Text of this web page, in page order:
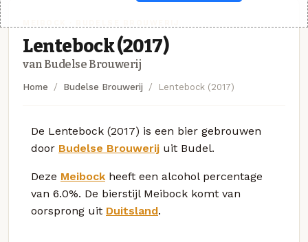
Lentebock (2017)
van Budelse Brouwerij
Home Budelse Brouwerij Lentebock (2017)
De Lentebock (2017) is een bier gebrouwen
door Budelse Brouwerij uit Budel.
Deze Meibock heeft een alcohol percentage
van 6.0%. De bierstijl Meibock komt van
oorsprong uit Duitsland.